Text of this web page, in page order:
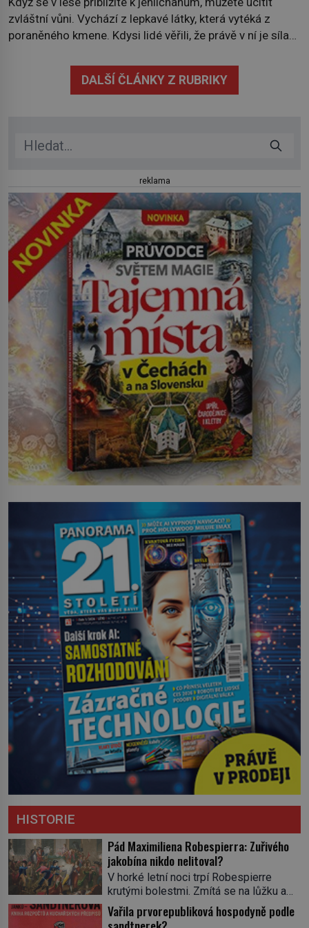
zvláštní vůni. Vychází z lepkavé látky, která vytéká z
poraněného kmene. Kdysi lidé věřili, že právě v ní je síla
lidstvo pracovalo. Chrání strom před infekcí, hmyzem a
vysycháním. Dá se říct, že je to přírodní […]
DALŠÍ ČLÁNKY Z RUBRIKY
reklama
HISTORIE
Pád Maximiliena Robespierra: Zuřivého
jakobína nikdo nelitoval?
V horké letní noci trpí Robespierre
krutými bolestmi. Zmítá se na lůžku a
hlavou mu víří kolotoč myšlenek. Když
se probere z mdlob, vzpomene si na
Vařila prvorepubliková hospodyně podle